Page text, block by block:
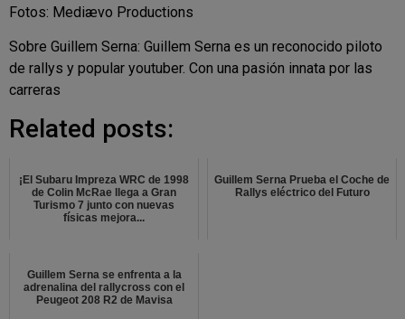
Fotos: Mediævo Productions
Sobre Guillem Serna: Guillem Serna es un reconocido piloto
de rallys y popular youtuber. Con una pasión innata por las
carreras
Related posts:
¡El Subaru Impreza WRC de 1998
de Colin McRae llega a Gran
Turismo 7 junto con nuevas
físicas mejora...
Guillem Serna Prueba el Coche de
Rallys eléctrico del Futuro
Guillem Serna se enfrenta a la
adrenalina del rallycross con el
Peugeot 208 R2 de Mavisa